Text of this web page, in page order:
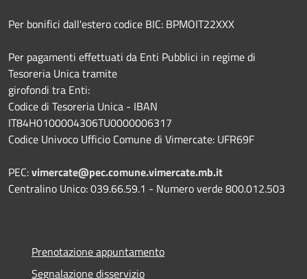
Per bonifici dall'estero codice BIC: BPMOIT22XXX
Per pagamenti effettuati da Enti Pubblici in regime di
Tesoreria Unica tramite
girofondi tra Enti:
Codice di Tesoreria Unica - IBAN
IT84H0100004306TU0000006317
Codice Univoco Ufficio Comune di Vimercate: UFR69F
PEC:vimercate@pec.comune.vimercate.mb.it
Centralino Unico: 039.66.59.1 - Numero verde 800.012.503
Prenotazione appuntamento
Segnalazione disservizio